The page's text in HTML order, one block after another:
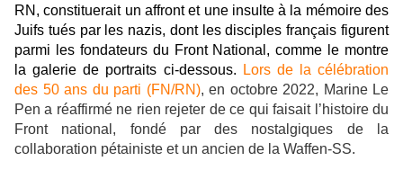
RN, constituerait un affront et une insulte à la mémoire des
Juifs tués par les nazis, dont les disciples français figurent
parmi les fondateurs du Front National, comme le montre
la galerie de portraits ci-dessous.
Lors de la célébration
des 50 ans du parti (FN/RN), en octobre 2022, Marine Le
Pen a réaffirmé ne rien rejeter de ce qui faisait l’histoire du
Front national, fondé par des nostalgiques de la
collaboration pétainiste et un ancien de la Waffen-SS.